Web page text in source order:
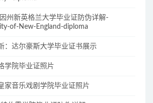
州新英格兰大学毕业证防伪详解-
of-New-England-diploma
：达尔豪斯大学毕业证书展示
学院毕业证照片
家音乐戏剧学院毕业证照片